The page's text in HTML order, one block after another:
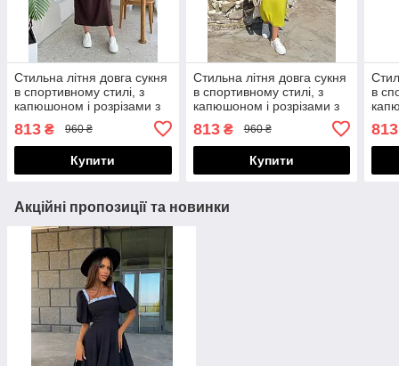
Стильна літня довга сукня
в спортивному стилі, з
капюшоном і розрізами з
розміри
813 ₴ 960 ₴
Купити
Стильна літня довга сукня
в спортивному стилі, з
капюшоном і розрізами з
розміри
813₴ 960 ₴
Купити
в
813
Акційні пропозиції та новинки